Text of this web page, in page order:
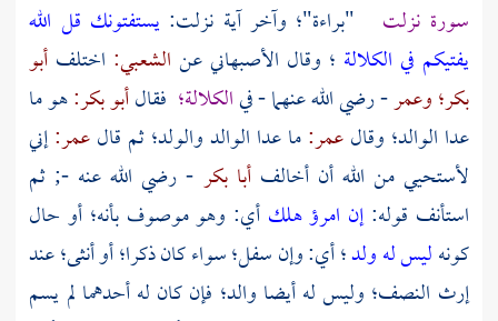
سورة نزلت
"براءة"؛ وآخر آية نزلت:يستفتونك قل الله
يفتيكم في الكلالة ؛ وقال الأصبهانيعن الشعبي: اختلف أبو
بكر؛وعمر- رضي الله عنهما - فيالكلالة؛ فقالأبو بكر:هو ما
عدا الوالد؛ وقالعمر:ما عدا الوالد والولد؛ ثم قالعمر:إني
لأستحيي من الله أن أخالفأبا بكر - رضي الله عنه -; ثم
استأنف قوله:إن امرؤ هلك أي: وهو موصوف بأنه؛ أو حال
كونهليس له ولد؛ أي: وإن سفل؛ سواء كان ذكرا؛ أو أنثى؛ عند
إرث النصف؛ وليس له أيضا والد؛ فإن كان له أحدهما لم يسم